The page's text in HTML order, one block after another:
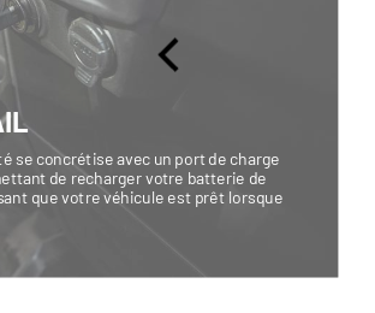
se concrétise avec un port de charge
de recharger votre batterie de
que votre véhicule est prêt lorsque